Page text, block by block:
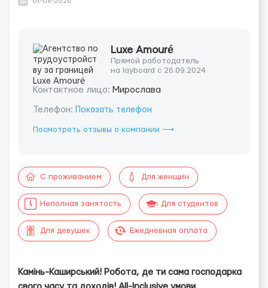
Luxe Amouré
Прямой работодатель
на layboard с 26.09.2024
Контактное лицо: Мирослава
Телефон: Показать телефон
Посмотреть отзывы о компании ⟶
С проживанием Для женщин
Неполная занятость Для студентов
Для девушек Ежедневная оплата
Камінь-Каширський! Робота, де ти сама господарка